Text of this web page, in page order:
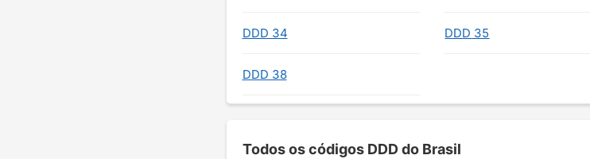
DDD 34 DDD 35
DDD 38
Todos os códigos DDD do Brasil